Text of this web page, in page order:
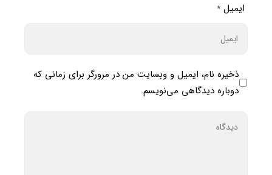
ایمیل *
ذخیره نام، ایمیل و وبسایت من در مرورگر برای زمانی که
دوباره دیدگاهی می‌نویسم.